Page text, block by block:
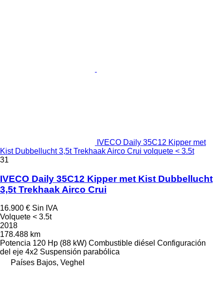
IVECO Daily 35C12 Kipper met
Kist Dubbellucht 3,5t Trekhaak Airco Crui volquete < 3.5t
31
IVECO Daily 35C12 Kipper met Kist Dubbellucht
3,5t Trekhaak Airco Crui
16.900 € Sin IVA
Volquete < 3.5t
2018
178.488 km
Potencia 120 Hp (88 kW) Combustible diésel Configuración
del eje 4x2 Suspensión parabólica
Países Bajos, Veghel